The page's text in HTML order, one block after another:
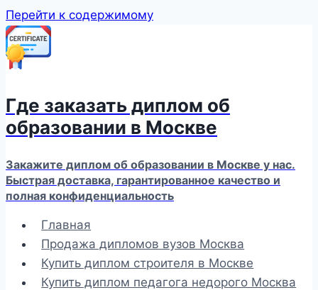
Перейти к содержимому
Где заказать диплом об
образовании в Москве
Закажите диплом об образовании в Москве у нас.
Быстрая доставка, гарантированное качество и
полная конфиденциальность
Главная
Продажа дипломов вузов Москва
Купить диплом строителя в Москве
Купить диплом педагога недорого Москва